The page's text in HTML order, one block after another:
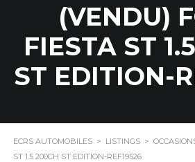
(VENDU)
FIESTA ST
ST EDITION-
ECRS AUTOMOBILES > LISTINGS >
ST 1.5 200CH ST EDITION-REF19526